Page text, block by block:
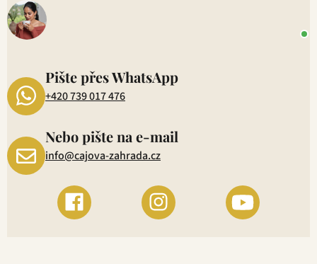
Pište přes WhatsApp
+420 739 017 476
Nebo pište na e-mail
info@cajova-zahrada.cz